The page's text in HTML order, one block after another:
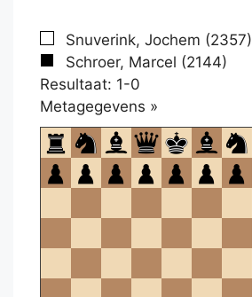
Snuverink, Jochem (2357)
Schroer, Marcel (2144)
Resultaat: 1-0
Metagegevens »
om
te
openen.